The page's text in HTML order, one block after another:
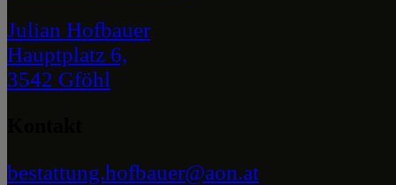
Julian Hofbauer
Hauptplatz 6,
3542 Gföhl
bestattung.hofbauer@aon.at